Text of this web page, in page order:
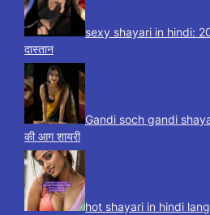
sexy shayari in hindi:
दास्तान
Gandi soch gandi
की आग शायरी
hot shayari in hindi